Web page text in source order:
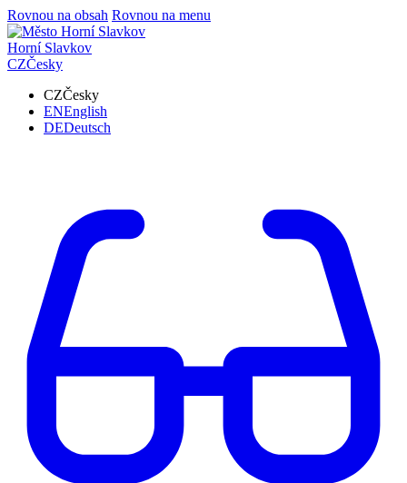
Rovnou na obsah Rovnou na menu
Horní Slavkov
CZČesky
CZČesky
ENEnglish
DEDeutsch